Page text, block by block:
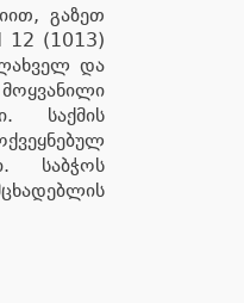
გაზეთ
12 (1013)
და
საქმის
საბჭოს